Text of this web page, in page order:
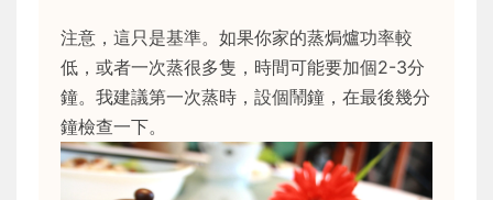
注意，這只是基準。如果你家的蒸焗爐功率較
低，或者一次蒸很多隻，時間可能要加個2-3分
鐘。我建議第一次蒸時，設個鬧鐘，在最後幾分
鐘檢查一下。